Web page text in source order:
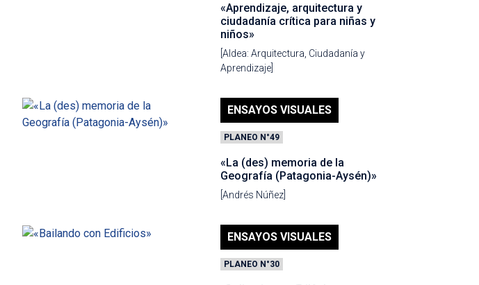
«Aprendizaje, arquitectura y
ciudadanía crítica para niñas y
niños»
[Aldea: Arquitectura, Ciudadanía y
Aprendizaje]
ENSAYOS VISUALES
PLANEO N°49
«La (des) memoria de la
Geografía (Patagonia-Aysén)»
[Andrés Núñez]
ENSAYOS VISUALES
PLANEO N°30